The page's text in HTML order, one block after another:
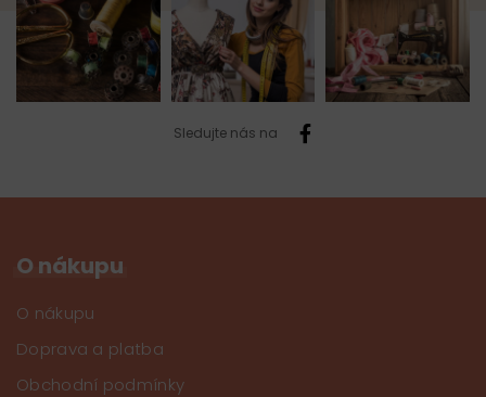
Sledujte nás na
O nákupu
O nákupu
Doprava a platba
Obchodní podmínky